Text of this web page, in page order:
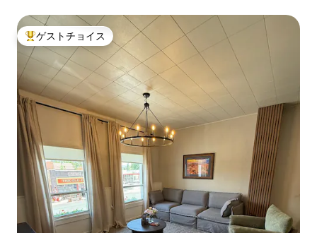
大好評のゲストチョイスです。
ゲストチョイス